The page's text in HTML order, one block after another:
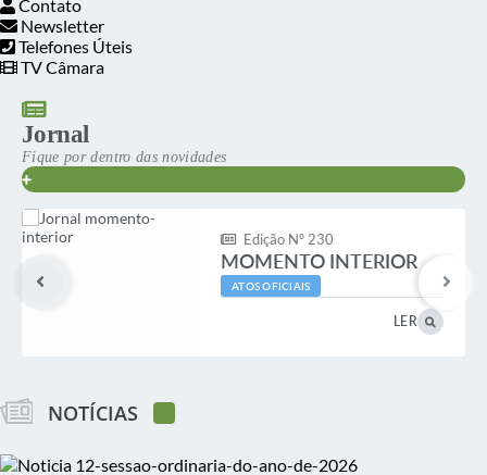
Contato
Newsletter
Telefones Úteis
TV Câmara
Jornal
Fique por dentro das novidades
Edição Nº 230
MOMENTO INTERIOR
ATOS OFICIAIS
LER
NOTÍCIAS